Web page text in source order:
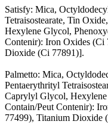
Satisfy: Mica,
Tetraisostearate, Tin
Hexylene Glycol,
Contenir): Iron Oxides (Ci
Dioxide (Ci 77891)].
Palmetto: Mica,
Pentaerythrityl
Caprylyl Glycol,
Contain/Peut Contenir):
77499), Titanium Dioxide